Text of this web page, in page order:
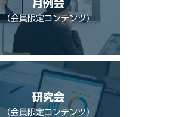
月例会
（会員限定コンテンツ）
研究会
（会員限定コンテンツ）